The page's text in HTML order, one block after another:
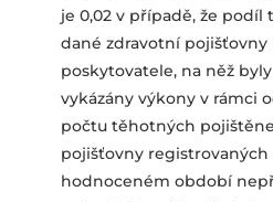
je 0,02 v případě, že
dané zdravotní
poskytovatele, na něž
vykázány výkony v rámci
počtu těhotných
pojišťovny
hodnoceném období